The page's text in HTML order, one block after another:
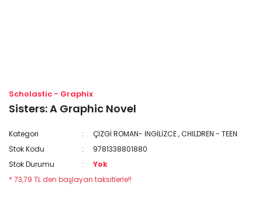
Scholastic - Graphix
Sisters: A Graphic Novel
Kategori ÇİZGİ ROMAN- İNGİLİZCE,CHILDREN - TEEN
Stok Kodu
9781338801880
Stok Durumu
Yok
* 73,79 TL den başlayan taksitlerle!!